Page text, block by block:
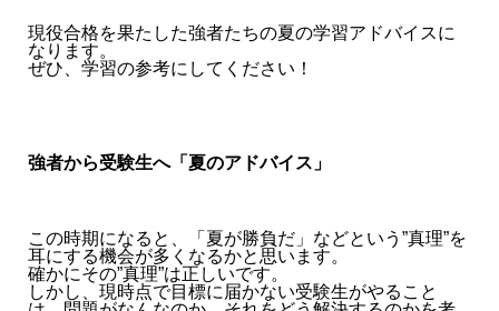
現役合格を果たした強者たちの夏の学習アドバイスに
なります。
ぜひ、学習の参考にしてください！
強者から受験生へ「夏のアドバイス」
この時期になると、「夏が勝負だ」などという”真理”を
耳にする機会が多くなるかと思います。
確かにその”真理”は正しいです。
しかし、現時点で目標に届かない受験生がやること